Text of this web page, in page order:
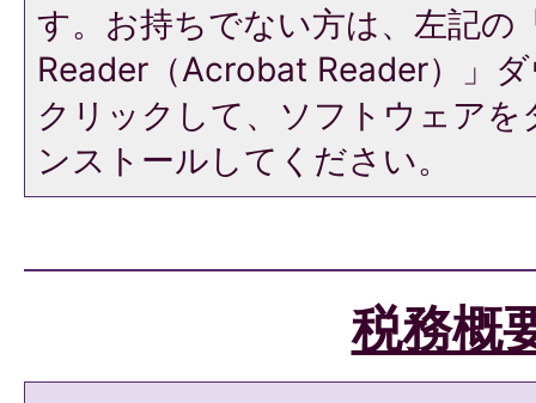
す。お持ちでない方は、左記の
Reader（Acrobat Reader）」
クリックして、ソフトウェア
ンストールしてください。
税務概